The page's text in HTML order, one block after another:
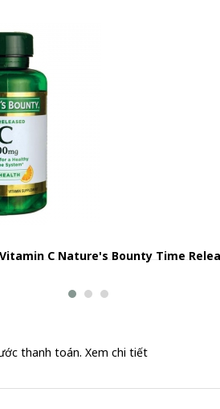
C Nature's Bounty Time
thanh toán. Xem chi tiết